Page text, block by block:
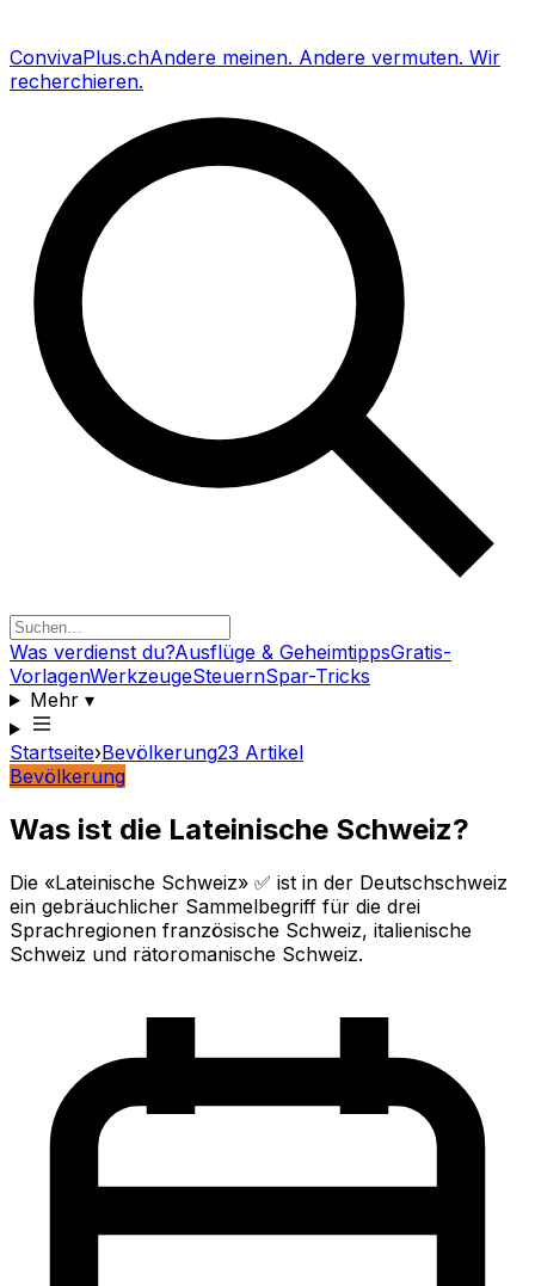
ConvivaPlus.chAndere meinen. Andere vermuten. Wir
recherchieren.
Was verdienst du?Ausflüge & GeheimtippsGratis-
VorlagenWerkzeugeSteuernSpar-Tricks
Mehr▾
Startseite›Bevölkerung23 Artikel
Bevölkerung
Was ist die Lateinische Schweiz?
Die «Lateinische Schweiz» ✅ ist in der Deutschschweiz
ein gebräuchlicher Sammelbegriff für die drei
Sprachregionen französische Schweiz, italienische
Schweiz und rätoromanische Schweiz.